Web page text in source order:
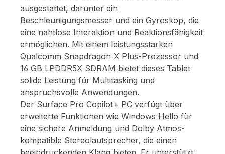
ausgestattet, darunter ein
Beschleunigungsmesser und ein Gyroskop, die
eine nahtlose Interaktion und Reaktionsfähigkeit
ermöglichen. Mit einem leistungsstarken
Qualcomm Snapdragon X Plus-Prozessor und
16 GB LPDDR5X SDRAM bietet dieses Tablet
solide Leistung für Multitasking und
anspruchsvolle Anwendungen.
Der Surface Pro Copilot+ PC verfügt über
erweiterte Funktionen wie Windows Hello für
eine sichere Anmeldung und Dolby Atmos-
kompatible Stereolautsprecher, die einen